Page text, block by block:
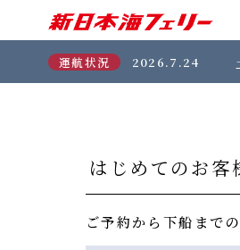
運航状況 2026.7.24
はじめてのお客
ご予約から下船まで